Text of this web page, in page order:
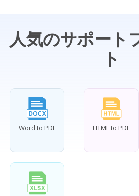
人気のサポート
ト
Word to PDF HTML to PDF